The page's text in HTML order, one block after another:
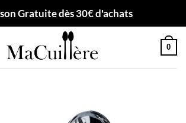
Gratuite dès 30€ d'achats
0